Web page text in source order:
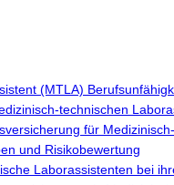
(MTLA)
technischen
für
und Risikobewertung
Laborassistenten bei